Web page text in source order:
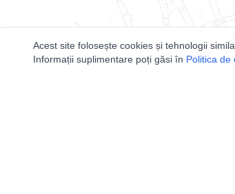
Acest site folosește cookies și tehnologii
Informații suplimentare poți găsi în Politica de